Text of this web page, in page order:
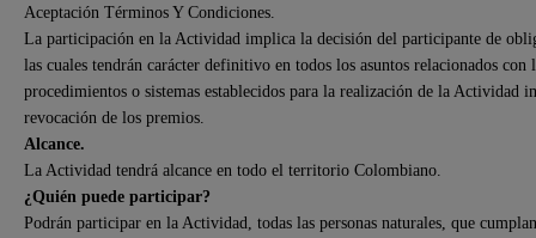
Aceptación Términos Y Condiciones.
La participación en la Actividad implica la decisión del participante de
las cuales tendrán carácter definitivo en todos los asuntos relacionados
procedimientos o sistemas establecidos para la realización de la
revocación de los premios.
Alcance.
La Actividad tendrá alcance en todo el territorio Colombiano.
¿Quién puede participar?
Podrán participar en la Actividad, todas las personas naturales, que